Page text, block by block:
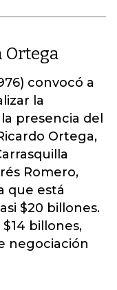
Ortega
convocó a
la
presencia del
Ortega,
Romero,
que está
$20 billones.
billones,
negociación